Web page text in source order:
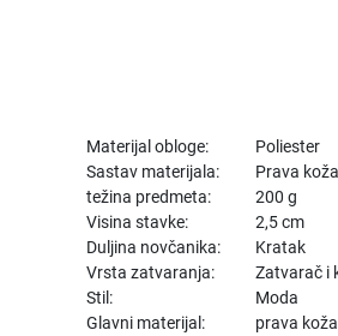
Materijal obloge:
Poliester
Sastav materijala:
Prava koža
težina predmeta:
200 g
Visina stavke:
2,5 cm
Duljina novčanika:
Kratak
Vrsta zatvaranja:
Zatvarač i
Stil:
Moda
Glavni materijal:
prava koža